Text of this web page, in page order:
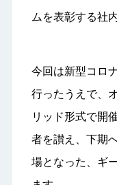
ムを表彰する社
今回は新型コロ
行ったうえで、
リッド形式で開
者を讃え、下期
場となった、ギ